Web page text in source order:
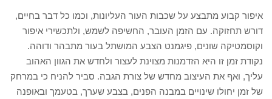
איפור קבוע מתבצע על שכבות העור העליונות, וכמו כל דבר בחיים,
דורש תחזוקה. עם הזמן העובר, החשיפה לשמש, ולתכשירי איפור
וקוסמטיקה שונים, פיגמנט הצבע המושתל בעור מתבהר ודוהה.
נקודת זמן זו היא הזדמנות מצוינת לעצור ולחדש את הגוון האהוב
עליך, ואף את העיצוב מחדש של צורת הגבה. סביר להניח כי במרחק
של זמן יחולו שינויים במבנה הפנים, בצבע שערך, בטעמך ובאופנה